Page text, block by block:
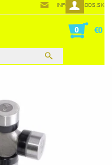
INFO@POLOOS.SK
0 €0